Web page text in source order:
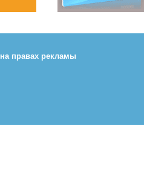
на правах рекламы